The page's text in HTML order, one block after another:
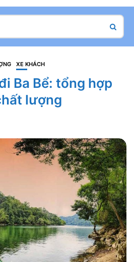
XE KHÁCH
Ba Bể: tổng hợp
lượng